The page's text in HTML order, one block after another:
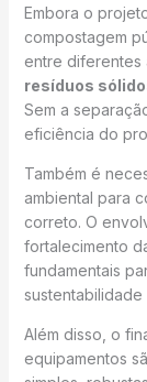
Embora o
compostagem
entre diferentes
resíduos
Sem a
eficiência do
Também é
ambiental para
correto. O
fortalecimento
fundamentais
Além disso, o
equipamentos